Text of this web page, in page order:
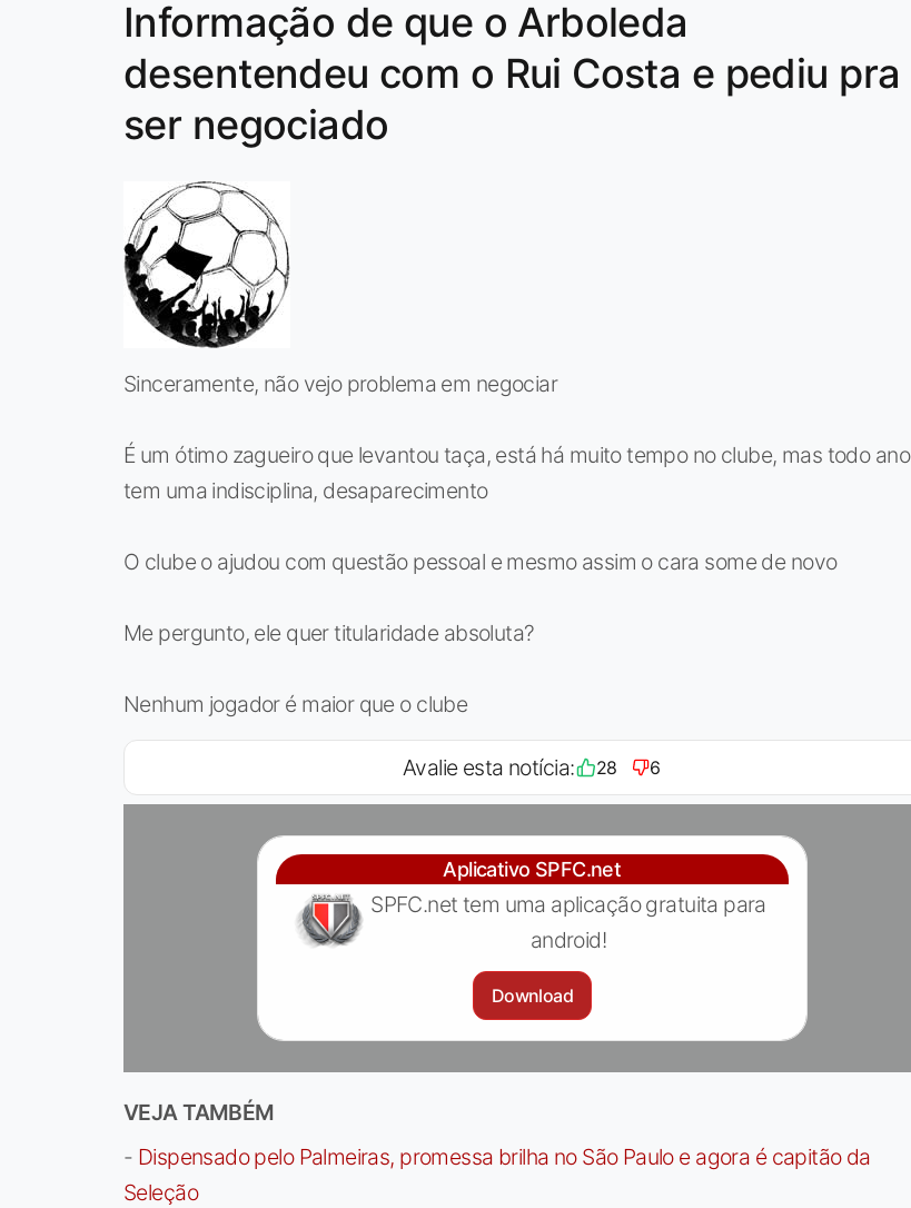
Informação de que o Arboleda
desentendeu com o Rui Costa e pediu pra
ser negociado
Sinceramente, não vejo problema em negociar
É um ótimo zagueiro que levantou taça, está há muito tempo no clube, mas todo ano
tem uma indisciplina, desaparecimento
O clube o ajudou com questão pessoal e mesmo assim o cara some de novo
Me pergunto, ele quer titularidade absoluta?
Nenhum jogador é maior que o clube
Avalie esta notícia: 28 6
Aplicativo SPFC.net
SPFC.net tem uma aplicação gratuita para
android!
Download
VEJA TAMBÉM
- Dispensado pelo Palmeiras, promessa brilha no São Paulo e agora é capitão da
Seleção